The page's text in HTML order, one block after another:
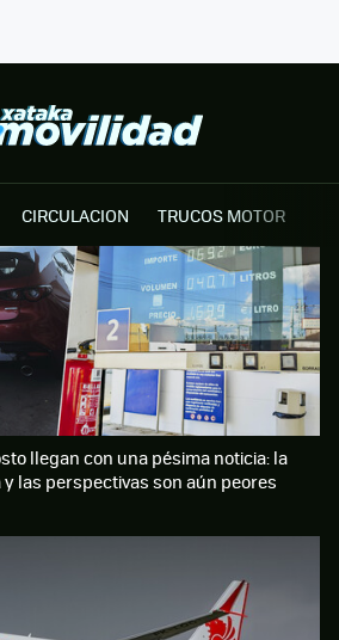
CIRCULACION TRUCOS MOTOR
llegan con una pésima noticia: la
las perspectivas son aún peores